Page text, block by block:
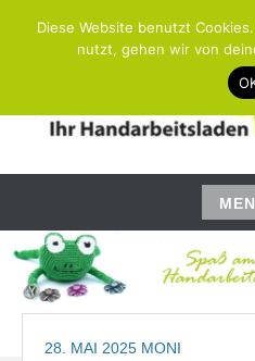
STRICKFROSCH
Zum
Inhalt
springen
28. MAI 2025 MONI
Diese Website benutzt
nutzt, gehen wir von